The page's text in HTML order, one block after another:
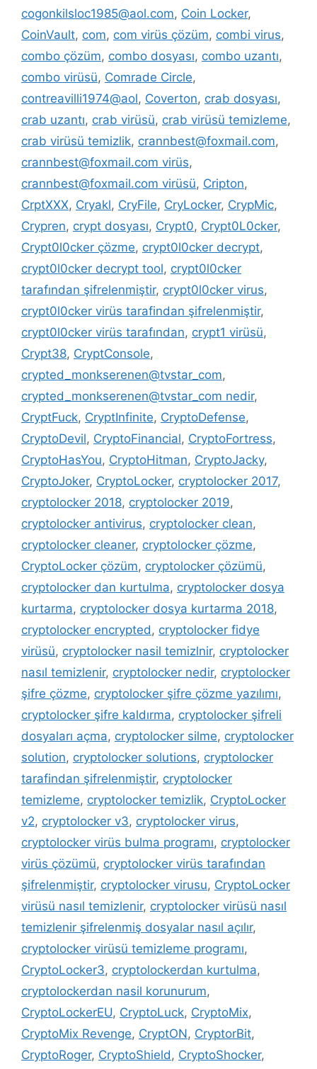
cogonkilsloc1985@aol.com, Coin Locker,
CoinVault, com, com virüs çözüm, combi virus,
combo çözüm, combo dosyası, combo uzantı,
combo virüsü, Comrade Circle,
contreavilli1974@aol, Coverton, crab dosyası,
crab uzantı, crab virüsü, crab virüsü temizleme,
crab virüsü temizlik, crannbest@foxmail.com,
crannbest@foxmail.com virüs,
crannbest@foxmail.com virüsü, Cripton,
CrptXXX, Cryakl, CryFile, CryLocker, CrypMic,
Crypren, crypt dosyası, Crypt0, Crypt0L0cker,
Crypt0l0cker çözme, crypt0l0cker decrypt,
crypt0l0cker decrypt tool, crypt0l0cker
tarafından şifrelenmiştir, crypt0l0cker virus,
crypt0l0cker virüs tarafindan şifrelenmiştir,
crypt0l0cker virüs tarafından, crypt1 virüsü,
Crypt38, CryptConsole,
crypted_monkserenen@tvstar_com,
crypted_monkserenen@tvstar_com nedir,
CryptFuck, CryptInfinite, CryptoDefense,
CryptoDevil, CryptoFinancial, CryptoFortress,
CryptoHasYou, CryptoHitman, CryptoJacky,
CryptoJoker, CryptoLocker, cryptolocker 2017,
cryptolocker 2018, cryptolocker 2019,
cryptolocker antivirus, cryptolocker clean,
cryptolocker cleaner, cryptolocker çözme,
CryptoLocker çözüm, cryptolocker çözümü,
cryptolocker dan kurtulma, cryptolocker dosya
kurtarma, cryptolocker dosya kurtarma 2018,
cryptolocker encrypted, cryptolocker fidye
virüsü, cryptolocker nasil temizlnir, cryptolocker
nasıl temizlenir, cryptolocker nedir, cryptolocker
şifre çözme, cryptolocker şifre çözme yazılımı,
cryptolocker şifre kaldırma, cryptolocker şifreli
dosyaları açma, cryptolocker silme, cryptolocker
solution, cryptolocker solutions, cryptolocker
tarafindan şifrelenmiştir, cryptolocker
temizleme, cryptolocker temizlik, CryptoLocker
v2, cryptolocker v3, cryptolocker virus,
cryptolocker virüs bulma programı, cryptolocker
virüs çözümü, cryptolocker virüs tarafından
şifrelenmiştir, cryptolocker virusu, CryptoLocker
virüsü nasıl temizlenir, cryptolocker virüsü nasıl
temizlenir şifrelenmiş dosyalar nasıl açılır,
cryptolocker virüsü temizleme programı,
CryptoLocker3, cryptolockerdan kurtulma,
cryptolockerdan nasil korunurum,
CryptoLockerEU, CryptoLuck, CryptoMix,
CryptoMix Revenge, CryptON, CryptorBit,
CryptoRoger, CryptoShield, CryptoShocker,